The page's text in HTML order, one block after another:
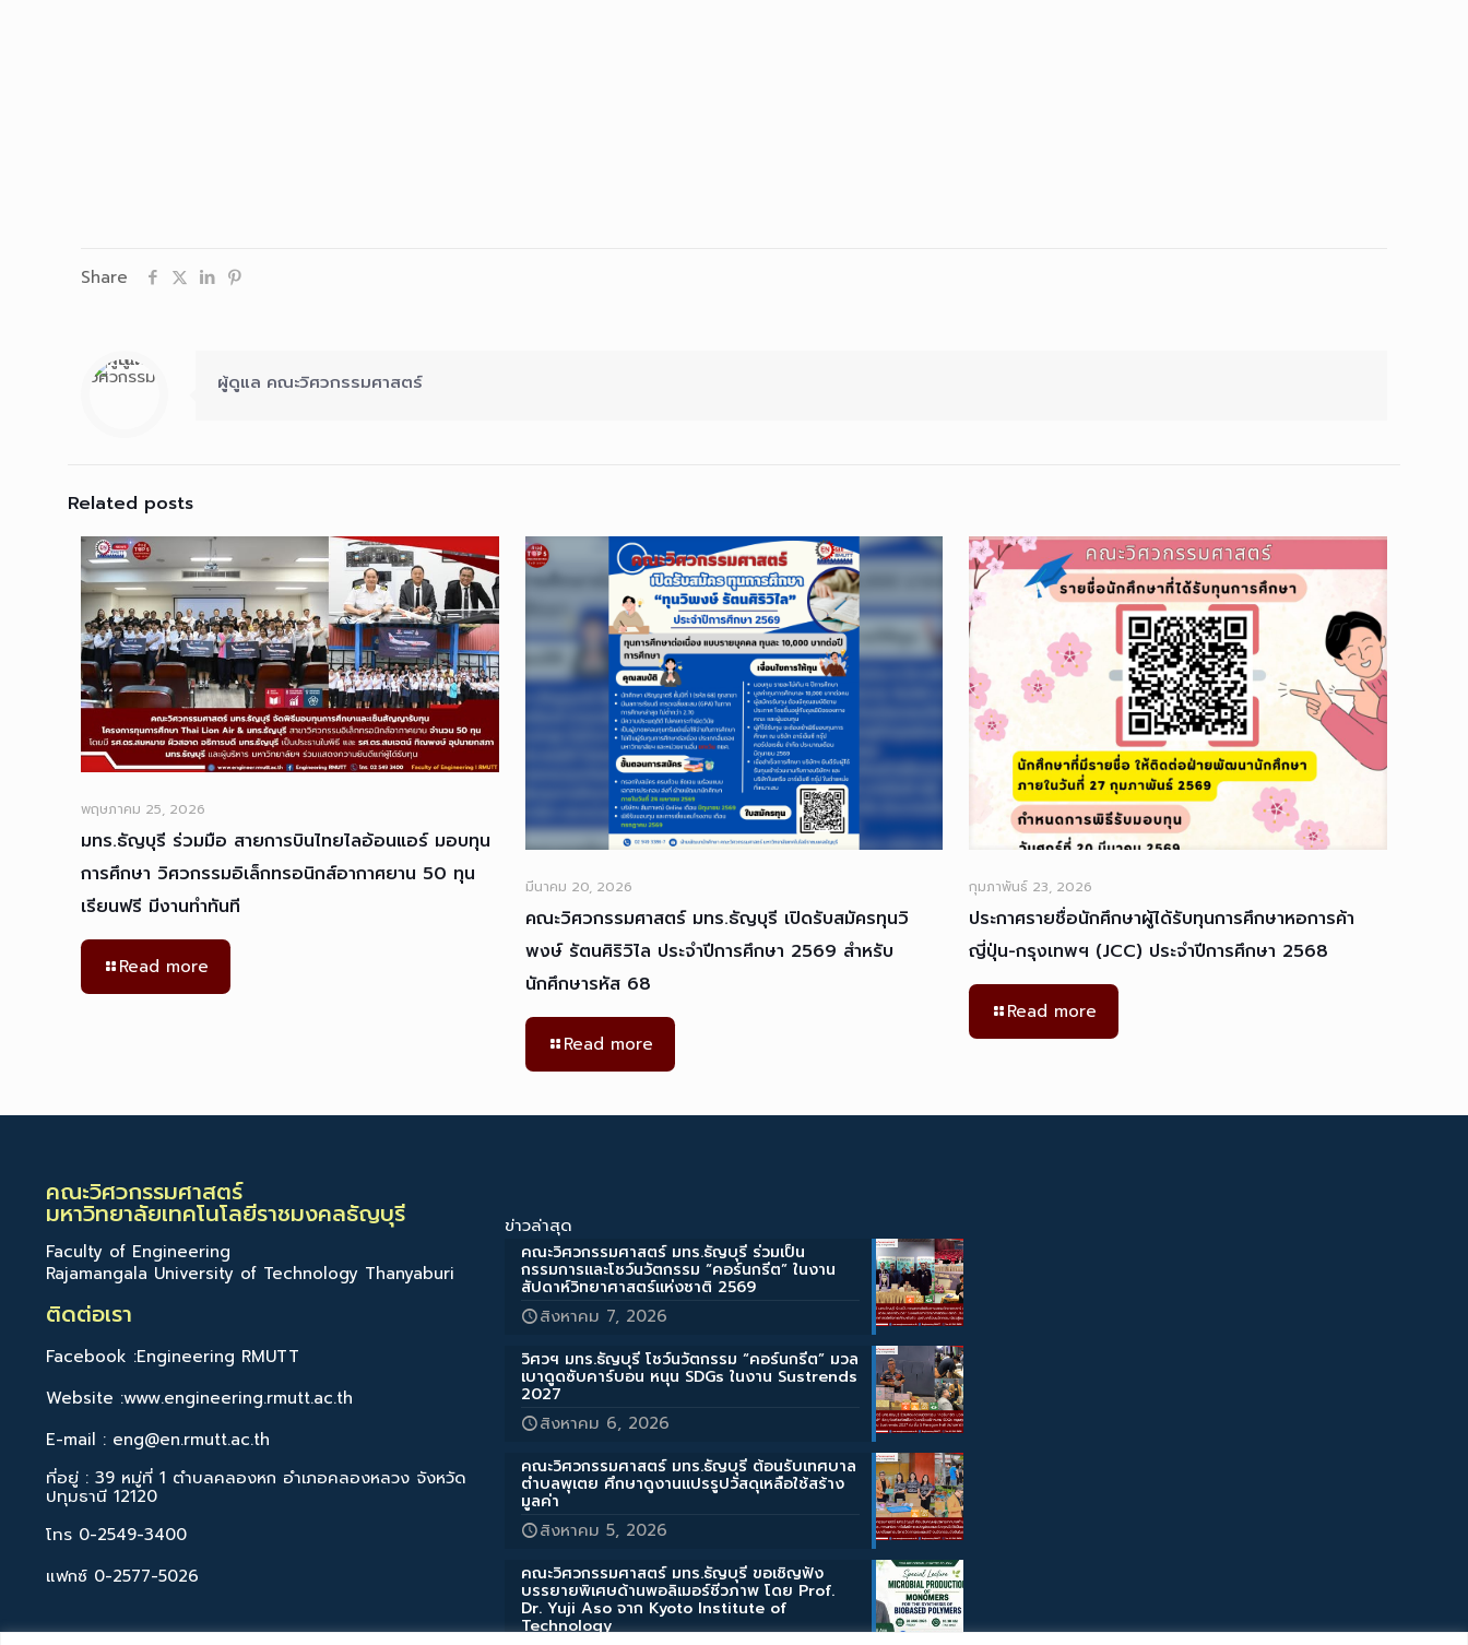
Share
ผู้ดูแล คณะวิศวกรรมศาสตร์
Related posts
พฤษภาคม 25, 2026
มทร.ธัญบุรี ร่วมมือ สายการบินไทยไลอ้อนแอร์ มอบทุน
การศึกษา วิศวกรรมอิเล็กทรอนิกส์อากาศยาน 50 ทุน
เรียนฟรี มีงานทำทันที
Read more
มีนาคม 20, 2026
คณะวิศวกรรมศาสตร์ มทร.ธัญบุรี เปิดรับสมัครทุนวิ
พงษ์ รัตนศิริวิไล ประจำปีการศึกษา 2569 สำหรับ
นักศึกษารหัส 68
Read more
กุมภาพันธ์ 23, 2026
ประกาศรายชื่อนักศึกษาผู้ได้รับทุนการศึกษาหอการค้า
ญี่ปุ่น-กรุงเทพฯ (JCC) ประจำปีการศึกษา 2568
Read more
คณะวิศวกรรมศาสตร์
มหาวิทยาลัยเทคโนโลยีราชมงคลธัญบุรี
Faculty of Engineering
Rajamangala University of Technology Thanyaburi
ติดต่อเรา
Facebook :Engineering RMUTT
Website :www.engineering.rmutt.ac.th
E-mail : eng@en.rmutt.ac.th
ที่อยู่ : 39 หมู่ที่ 1 ตำบลคลองหก อำเภอคลองหลวง จังหวัด
ปทุมธานี 12120
โทร 0-2549-3400
แฟกซ์ 0-2577-5026
ข่าวล่าสุด
คณะวิศวกรรมศาสตร์ มทร.ธัญบุรี ร่วมเป็น
กรรมการและโชว์นวัตกรรม “คอร์นกรีต” ในงาน
สัปดาห์วิทยาศาสตร์แห่งชาติ 2569
สิงหาคม 7, 2026
วิศวฯ มทร.ธัญบุรี โชว์นวัตกรรม “คอร์นกรีต” มวล
เบาดูดซับคาร์บอน หนุน SDGs ในงาน Sustrends
2027
สิงหาคม 6, 2026
คณะวิศวกรรมศาสตร์ มทร.ธัญบุรี ต้อนรับเทศบาล
ตำบลพุเตย ศึกษาดูงานแปรรูปวัสดุเหลือใช้สร้าง
มูลค่า
สิงหาคม 5, 2026
คณะวิศวกรรมศาสตร์ มทร.ธัญบุรี ขอเชิญฟัง
บรรยายพิเศษด้านพอลิเมอร์ชีวภาพ โดย Prof.
Dr. Yuji Aso จาก Kyoto Institute of
Technology